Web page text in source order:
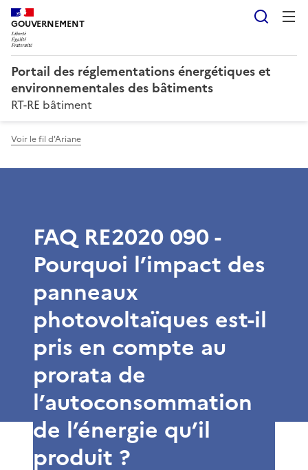
GOUVERNEMENT
Portail des réglementations énergétiques et
environnementales des bâtiments
RT-RE bâtiment
Voir le fil d'Ariane
FAQ RE2020 090 -
Pourquoi l’impact des
panneaux
photovoltaïques est-il
pris en compte au
prorata de
l’autoconsommation
de l’énergie qu’il
produit ?